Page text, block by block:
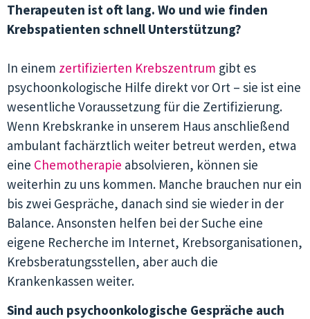
Therapeuten ist oft lang. Wo und wie finden
Krebspatienten schnell Unterstützung?
In einem zertifizierten Krebszentrum gibt es
psychoonkologische Hilfe direkt vor Ort – sie ist eine
wesentliche Voraussetzung für die Zertifizierung.
Wenn Krebskranke in unserem Haus anschließend
ambulant fachärztlich weiter betreut werden, etwa
eine Chemotherapie absolvieren, können sie
weiterhin zu uns kommen. Manche brauchen nur ein
bis zwei Gespräche, danach sind sie wieder in der
Balance. Ansonsten helfen bei der Suche eine
eigene Recherche im Internet, Krebsorganisationen,
Krebsberatungsstellen, aber auch die
Krankenkassen weiter.
Sind auch psychoonkologische Gespräche auch